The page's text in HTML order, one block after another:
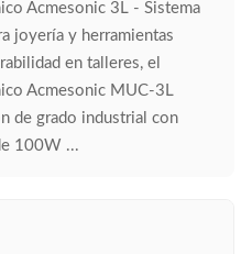
Acmesonic 3L - Sistema
joyería y herramientas
en talleres, el
Acmesonic MUC-3L
de grado industrial con
100W ...